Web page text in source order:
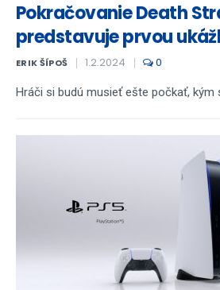
Pokračovanie Death
predstavuje prvou
ERIK ŠÍPOŠ 1.2.2024 0
Hráči si budú musieť ešte počkať, kým